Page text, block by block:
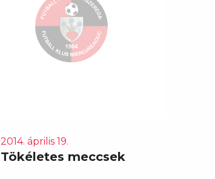
2014. április 19.
Tökéletes meccsek